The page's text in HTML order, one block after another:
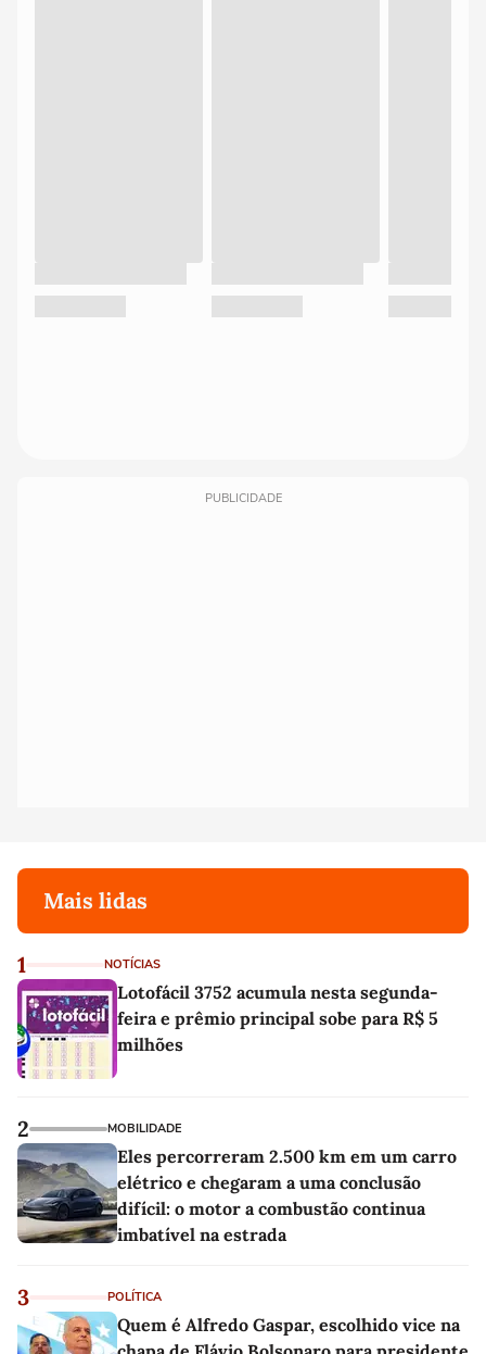
PUBLICIDADE
Mais lidas
1 NOTÍCIAS
Lotofácil 3752 acumula nesta segunda-
feira e prêmio principal sobe para R$ 5
milhões
2 MOBILIDADE
Eles percorreram 2.500 km em um carro
elétrico e chegaram a uma conclusão
difícil: o motor a combustão continua
imbatível na estrada
3 POLÍTICA
Quem é Alfredo Gaspar, escolhido vice na